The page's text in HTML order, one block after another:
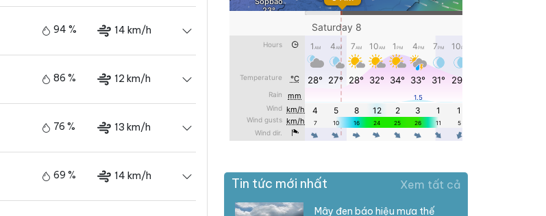
94 % 14 km/h
86 % 12 km/h
76 % 13 km/h
69 % 14 km/h
Tin tức mới nhất Xem tất cả
Mây đen báo hiệu mưa thế